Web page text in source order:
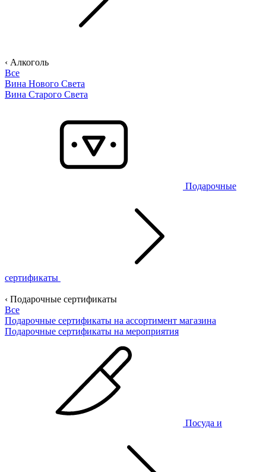
‹ Алкоголь
Все
Вина Нового Света
Вина Старого Света
Подарочные
сертификаты
‹ Подарочные сертификаты
Все
Подарочные сертификаты на ассортимент магазина
Подарочные сертификаты на мероприятия
Посуда и